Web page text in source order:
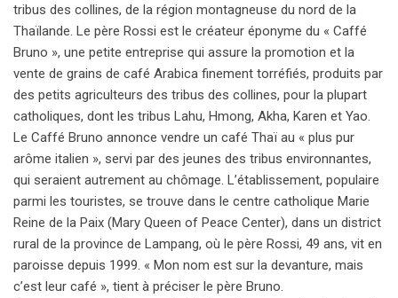
tribus des collines, de la région montagneuse du nord de la
Thaïlande. Le père Rossi est le créateur éponyme du « Caffé
Bruno », une petite entreprise qui assure la promotion et la
vente de grains de café Arabica finement torréfiés, produits par
des petits agriculteurs des tribus des collines, pour la plupart
catholiques, dont les tribus Lahu, Hmong, Akha, Karen et Yao.
Le Caffé Bruno annonce vendre un café Thaï au « plus pur
arôme italien », servi par des jeunes des tribus environnantes,
qui seraient autrement au chômage. L’établissement, populaire
parmi les touristes, se trouve dans le centre catholique Marie
Reine de la Paix (Mary Queen of Peace Center), dans un district
rural de la province de Lampang, où le père Rossi, 49 ans, vit en
paroisse depuis 1999. « Mon nom est sur la devanture, mais
c’est leur café », tient à préciser le père Bruno.